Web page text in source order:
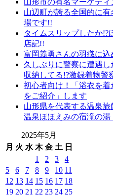
着
布
施
弥
山形市の有名マーケティ
山辺町が誇る全国的に
場です!!
タイムスリップしたか!?
店記!!
富岡義勇さんの羽織に
久しぶりに警察に遭遇
収納してる!?激録着物警
初心者向け！「浴衣を
をご紹介」します
山形県を代表する温泉
温泉ほほえみの宿滝の湯
2025年5月
月 火 水 木 金 土 日
1
2 3
4
5
6 7 8 9 10 11
12 13 14 15 16 17 18
19 20 21 22 23 24 25